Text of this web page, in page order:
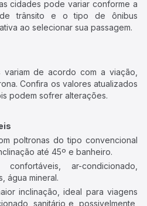
cidades pode variar conforme a
trânsito e o tipo de ônibus
ao selecionar sua passagem.
de acordo com a viação,
Confira os valores atualizados
podem sofrer alterações.
poltronas do tipo convencional
até 45º e banheiro.
ar-condicionado,
água mineral.
inclinação, ideal para viagens
sanitário e, possivelmente,